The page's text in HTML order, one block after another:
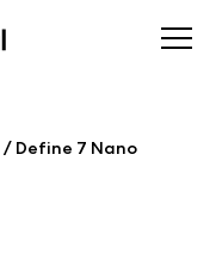
/ Define 7 Nano